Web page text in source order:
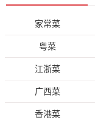
家常菜
粤菜
江浙菜
广西菜
香港菜